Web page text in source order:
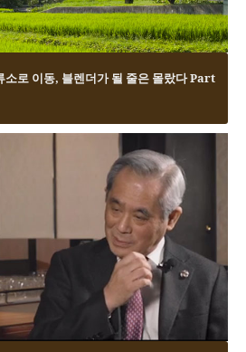
소로 이동, 블렌더가 될 줄은 몰랐다 Part